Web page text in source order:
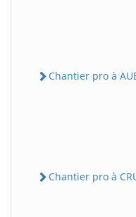
Chantier pro à
Chantier pro à